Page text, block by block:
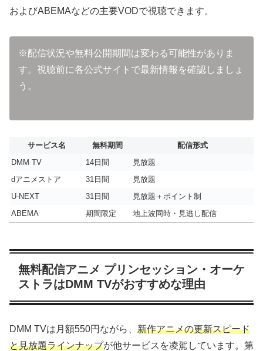
およびABEMAなどの主要VODで視聴できます。
※配信状況や無料公開期間は変わる可能性がありま
す。視聴前に各公式サイトで最新情報を確認しましょ
う。
サービス名 無料期間
配信形式
DMM TV
14日間
見放題
dアニメストア
31日間
見放題
U-NEXT
31日間
見放題＋ポイント制
ABEMA
期間限定 地上波同時・見逃し配信
無料配信アニメ プリンセッション・オーケ
ストラはDMM TVがおすすめな理由
DMM TVは月額550円ながら、 新作アニメの更新スピード
と見放題ラインナップが他サービスを凌駕しています。第